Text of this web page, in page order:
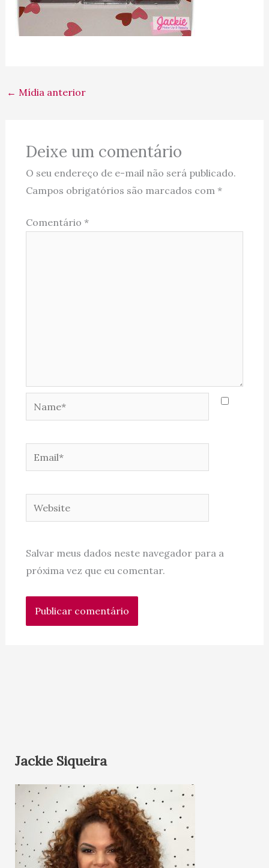
← Mídia anterior
Deixe um comentário
O seu endereço de e-mail não será publicado.
Campos obrigatórios são marcados com *
Comentário *
Name*
Email*
Website
Salvar meus dados neste navegador para a
próxima vez que eu comentar.
Jackie Siqueira